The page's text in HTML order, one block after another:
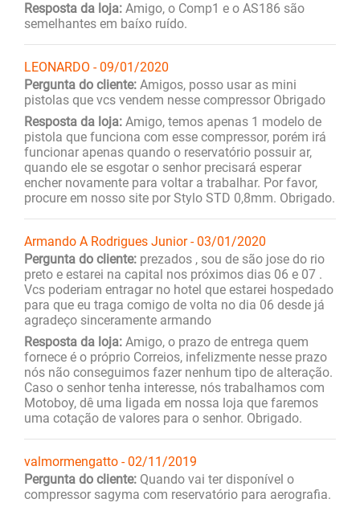
Resposta da loja: Amigo, o Comp1 e o AS186 são
semelhantes em baíxo ruído.
LEONARDO - 09/01/2020
Pergunta do cliente: Amigos, posso usar as mini
pistolas que vcs vendem nesse compressor Obrigado
Resposta da loja: Amigo, temos apenas 1 modelo de
pistola que funciona com esse compressor, porém irá
funcionar apenas quando o reservatório possuir ar,
quando ele se esgotar o senhor precisará esperar
encher novamente para voltar a trabalhar. Por favor,
procure em nosso site por Stylo STD 0,8mm. Obrigado.
Armando A Rodrigues Junior - 03/01/2020
Pergunta do cliente: prezados , sou de são jose do rio
preto e estarei na capital nos próximos dias 06 e 07 .
Vcs poderiam entragar no hotel que estarei hospedado
para que eu traga comigo de volta no dia 06 desde já
agradeço sinceramente armando
Resposta da loja: Amigo, o prazo de entrega quem
fornece é o próprio Correios, infelizmente nesse prazo
nós não conseguimos fazer nenhum tipo de alteração.
Caso o senhor tenha interesse, nós trabalhamos com
Motoboy, dê uma ligada em nossa loja que faremos
uma cotação de valores para o senhor. Obrigado.
valmormengatto - 02/11/2019
Pergunta do cliente: Quando vai ter disponível o
compressor sagyma com reservatório para aerografia.